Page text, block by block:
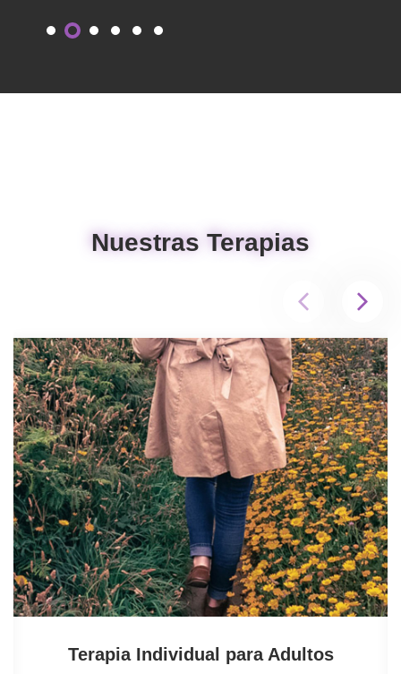
Nuestras Terapias
Terapia Individual para Adultos